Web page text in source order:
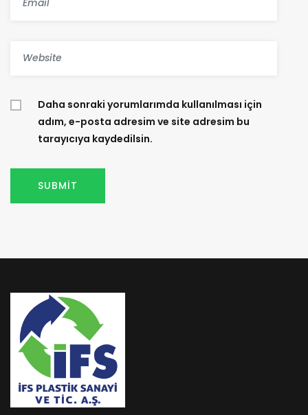
Daha sonraki yorumlarımda kullanılması için
adım, e-posta adresim ve site adresim bu
tarayıcıya kaydedilsin.